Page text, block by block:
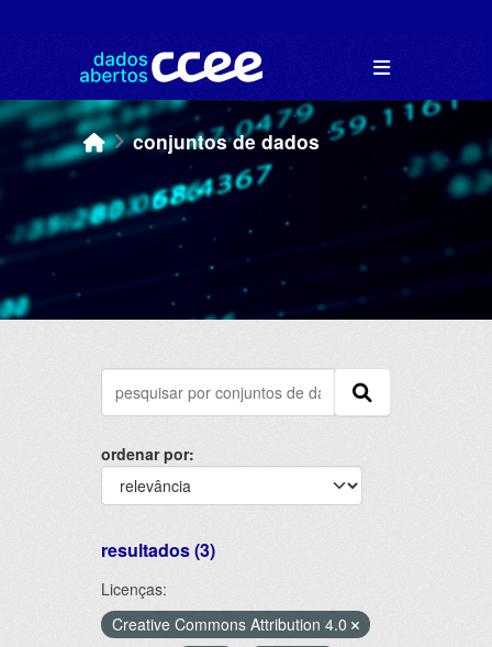
conjuntos de dados
ordenar por
resultados (3)
Licenças:
Creative Commons Attribution 4.0